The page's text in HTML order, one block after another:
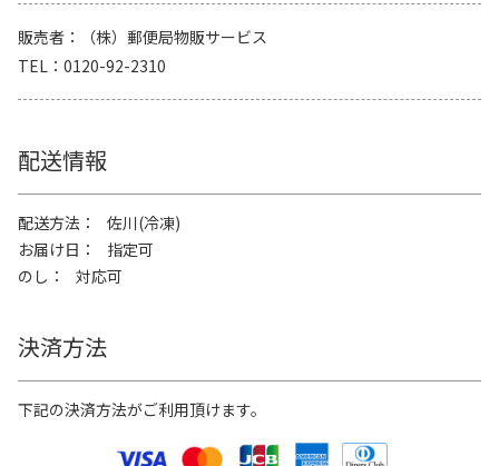
販売者
（株）郵便局物販サービス
TEL
0120-92-2310
配送情報
配送方法
佐川(冷凍)
お届け日
指定可
のし
対応可
決済方法
下記の決済方法がご利用頂けます。